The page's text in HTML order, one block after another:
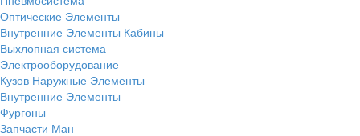
Оптические Элементы
Внутренние Элементы Кабины
Выхлопная система
Электрооборудование
Кузов Наружные Элементы
Внутренние Элементы
Фургоны
Запчасти Ман